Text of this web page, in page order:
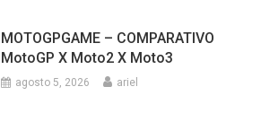
MOTOGPGAME – COMPARATIVO
MotoGP X Moto2 X Moto3
agosto 5, 2026 ariel